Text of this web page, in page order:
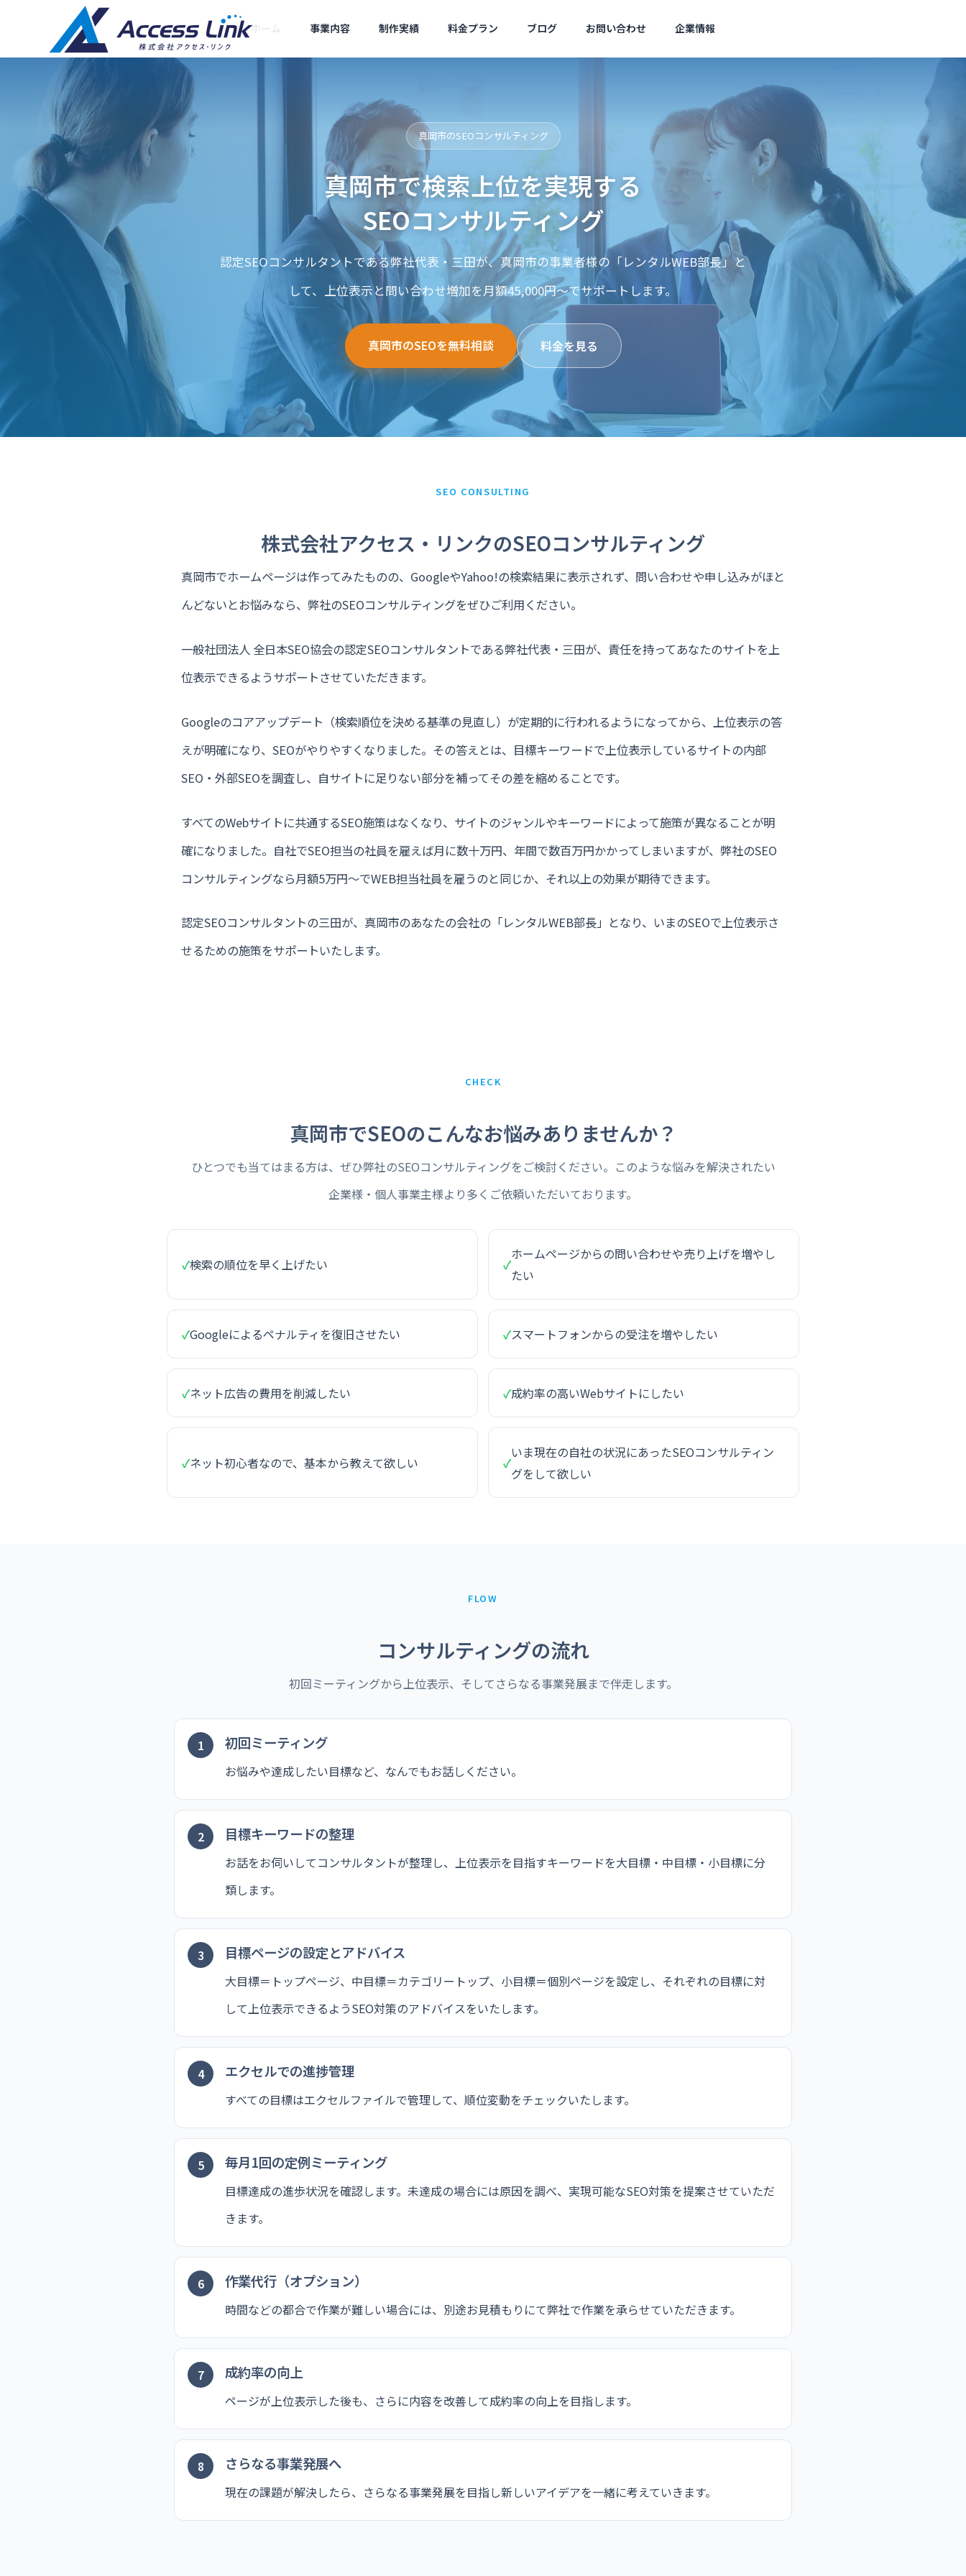
ホーム 事業内容 制作実績 料金プラン ブログ お問い合わせ 企業情報
集客型ホームペー
ジ制作
SEOに強い「売れるホ
ームページ」をお届け
します
SEOコンサルティ
ング
あなたの会社のレンタ
ルWEB部長に
MEO対策
Googleマップ対策は必
須です
サジェスト対策
（サジェスト広
告）
コスパ良く集客を実
現！
GooglebotはGET以外も送る
｜WAF設定の落とし穴
Search ConsoleでAIモードの
検索語句を見る方法
AI検索で自社が推薦されない
理由｜最新調査と対策
クロールバジェットとは？Go
ogle公式更新と中小企業の対
SMS
会社情報
会社概要
Company Profile
アクセス
Access
提携企業
Partner companies
真岡市のSEOコンサルティング
真岡市で検索上位を実現する
SEOコンサルティング
認定SEOコンサルタントである弊社代表・三田が、真岡市の事業者様の「レンタルWEB部長」と
して、上位表示と問い合わせ増加を月額45,000円〜でサポートします。
真岡市のSEOを無料相談 料金を見る
SEO CONSULTING
株式会社アクセス・リンクのSEOコンサルティング
真岡市でホームページは作ってみたものの、GoogleやYahoo!の検索結果に表示されず、問い合わせや申し込みがほと
んどないとお悩みなら、弊社のSEOコンサルティングをぜひご利用ください。
一般社団法人 全日本SEO協会の認定SEOコンサルタントである弊社代表・三田が、責任を持ってあなたのサイトを上
位表示できるようサポートさせていただきます。
Googleのコアアップデート（検索順位を決める基準の見直し）が定期的に行われるようになってから、上位表示の答
えが明確になり、SEOがやりやすくなりました。その答えとは、目標キーワードで上位表示しているサイトの内部
SEO・外部SEOを調査し、自サイトに足りない部分を補ってその差を縮めることです。
すべてのWebサイトに共通するSEO施策はなくなり、サイトのジャンルやキーワードによって施策が異なることが明
確になりました。自社でSEO担当の社員を雇えば月に数十万円、年間で数百万円かかってしまいますが、弊社のSEO
コンサルティングなら月額5万円〜でWEB担当社員を雇うのと同じか、それ以上の効果が期待できます。
認定SEOコンサルタントの三田が、真岡市のあなたの会社の「レンタルWEB部長」となり、いまのSEOで上位表示さ
せるための施策をサポートいたします。
CHECK
真岡市でSEOのこんなお悩みありませんか？
ひとつでも当てはまる方は、ぜひ弊社のSEOコンサルティングをご検討ください。このような悩みを解決されたい
企業様・個人事業主様より多くご依頼いただいております。
✓検索の順位を早く上げたい ✓
ホームページからの問い合わせや売り上げを増やし
たい
✓Googleによるペナルティを復旧させたい ✓スマートフォンからの受注を増やしたい
✓ネット広告の費用を削減したい ✓成約率の高いWebサイトにしたい
✓ネット初心者なので、基本から教えて欲しい ✓
いま現在の自社の状況にあったSEOコンサルティン
グをして欲しい
FLOW
コンサルティングの流れ
初回ミーティングから上位表示、そしてさらなる事業発展まで伴走します。
初回ミーティング
お悩みや達成したい目標など、なんでもお話しください。
目標キーワードの整理
お話をお伺いしてコンサルタントが整理し、上位表示を目指すキーワードを大目標・中目標・小目標に分
類します。
目標ページの設定とアドバイス
大目標＝トップページ、中目標＝カテゴリートップ、小目標＝個別ページを設定し、それぞれの目標に対
して上位表示できるようSEO対策のアドバイスをいたします。
エクセルでの進捗管理
すべての目標はエクセルファイルで管理して、順位変動をチェックいたします。
毎月1回の定例ミーティング
目標達成の進歩状況を確認します。未達成の場合には原因を調べ、実現可能なSEO対策を提案させていただ
きます。
作業代行（オプション）
時間などの都合で作業が難しい場合には、別途お見積もりにて弊社で作業を承らせていただきます。
成約率の向上
ページが上位表示した後も、さらに内容を改善して成約率の向上を目指します。
さらなる事業発展へ
現在の課題が解決したら、さらなる事業発展を目指し新しいアイデアを一緒に考えていきます。